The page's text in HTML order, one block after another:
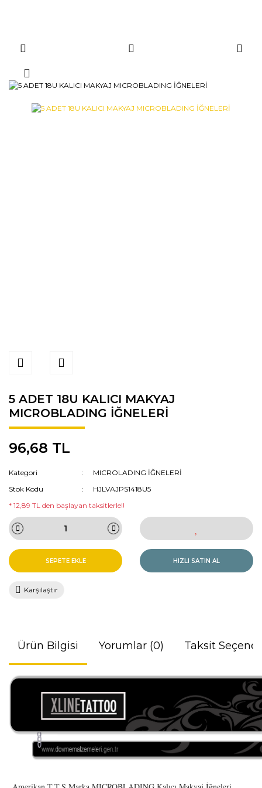
5 ADET 18U KALICI MAKYAJ
MICROBLADING İĞNELERİ
96,68 TL
Kategori
MICROLADING İĞNELERİ
Stok Kodu
HJLVAJPS1418U5
* 12,89 TL den başlayan taksitlerle!!
SEPETE EKLE HIZLI SATIN AL
Karşılaştır
Ürün Bilgisi Yorumlar (0) Taksit